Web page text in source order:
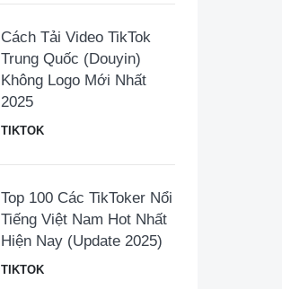
Cách Tải Video TikTok
Trung Quốc (Douyin)
Không Logo Mới Nhất
2025
TIKTOK
Top 100 Các TikToker Nổi
Tiếng Việt Nam Hot Nhất
Hiện Nay (Update 2025)
TIKTOK